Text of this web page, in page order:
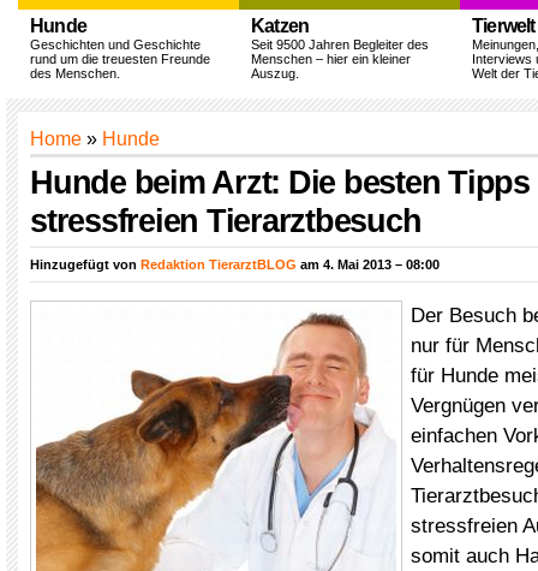
Hunde
Geschichten und Geschichte
rund um die treuesten Freunde
des Menschen.
Katzen
Seit 9500 Jahren Begleiter des
Menschen – hier ein kleiner
Auszug.
Tierwelt
Interviews
Welt der
Home » Hunde
Hunde beim Arzt: Die besten
stressfreien Tierarztbesuch
Hinzugefügt von Redaktion TierarztBLOG am 4. Mai 2013 – 08:00
Der Besuch
nur für
für Hunde
Vergnügen
einfachen
stressfreien
somit auch